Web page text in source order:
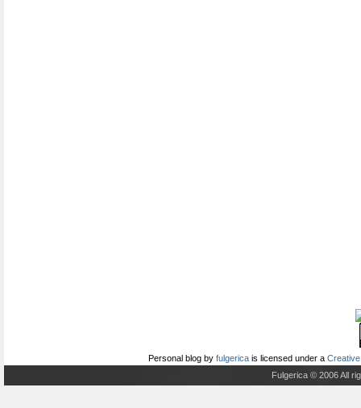
Personal blog by fulgerica is licensed under a
Fulgerica © 2006 All